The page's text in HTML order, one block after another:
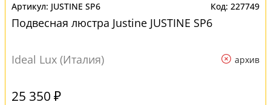
JUSTINE SP6 227749
Подвесная люстра Justine JUSTINE SP6
Ideal Lux (Италия) архив
25 350 ₽